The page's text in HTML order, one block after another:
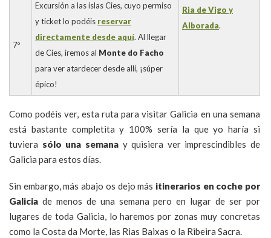
Ria de Vigo y
Alborada.
7º
Excursión a las islas Cies, cuyo permiso
y ticket lo podéis reservar
directamente desde aquí. Al llegar
de Cies, iremos al Monte do Facho
para ver atardecer desde allí, ¡súper
épico!
Como podéis ver, esta ruta para visitar Galicia en una semana
está bastante completita y 100% sería la que yo haría si
tuviera sólo una semanay quisiera ver imprescindibles de
Galicia para estos días.
Sin embargo, más abajo os dejo más itinerarios en coche por
Galicia de menos de una semana pero en lugar de ser por
lugares de toda Galicia, lo haremos por zonas muy concretas
como la Costa da Morte, las Rias Baixas o la Ribeira Sacra.